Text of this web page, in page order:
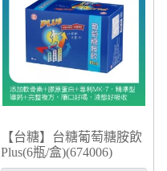
【台糖】台糖葡萄糖胺飲
Plus(6瓶/盒)(674006)